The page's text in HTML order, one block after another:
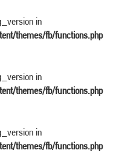
in
themes/fb/functions.php
in
themes/fb/functions.php
in
themes/fb/functions.php